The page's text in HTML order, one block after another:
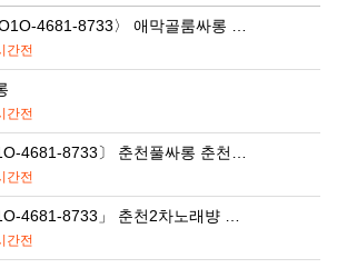
4681-8733〉 애막골룸싸롱 …
간전
간전
4681-8733〕 춘천풀싸롱 춘천…
간전
4681-8733」 춘천2차노래뱡 …
간전